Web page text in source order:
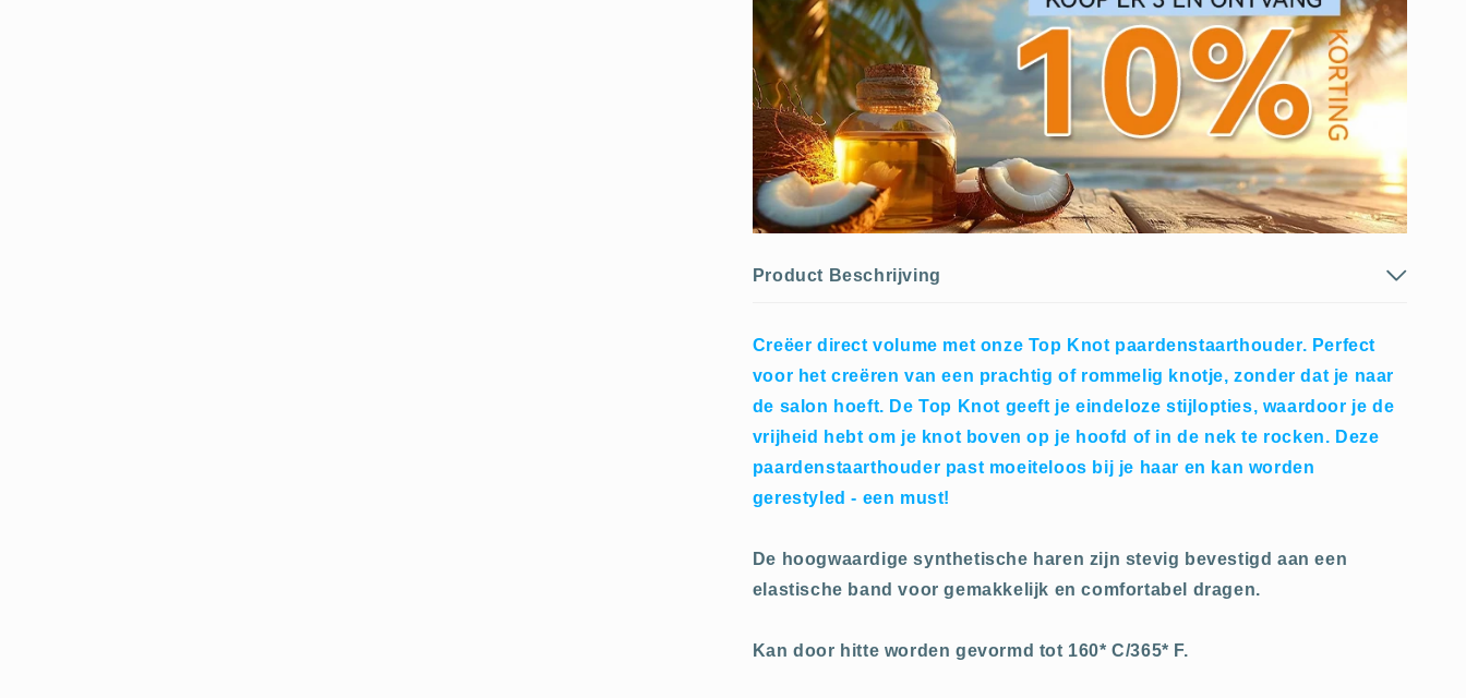
Product Beschrijving
Creëer direct volume met onze Top Knot paardenstaarthouder. Perfect
voor het creëren van een prachtig of rommelig knotje, zonder dat je naar
de salon hoeft. De Top Knot geeft je eindeloze stijlopties, waardoor je de
vrijheid hebt om je knot boven op je hoofd of in de nek te rocken. Deze
paardenstaarthouder past moeiteloos bij je haar en kan worden
gerestyled - een must!
De hoogwaardige synthetische haren zijn stevig bevestigd aan een
elastische band voor gemakkelijk en comfortabel dragen.
Kan door hitte worden gevormd tot 160* C/365* F.